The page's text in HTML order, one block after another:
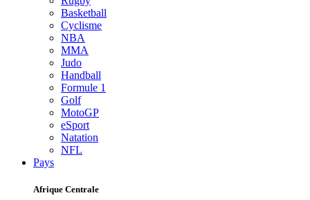
Basketball
Cyclisme
NBA
MMA
Judo
Handball
Formule 1
Golf
MotoGP
eSport
Natation
NFL
Pays
Afrique Centrale